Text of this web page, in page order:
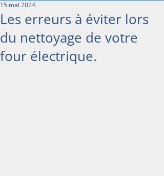
Les erreurs à éviter lors
du nettoyage de votre
four électrique.
15 mai 2024